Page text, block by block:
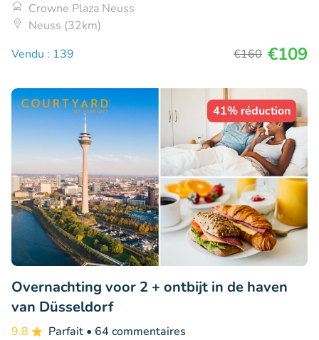
Crowne Plaza Neuss
Neuss (32km)
Vendu : 139
€160 €109
41% réduction
Overnachting voor 2 + ontbijt in de haven
van Düsseldorf
9.8 Parfait • 64 commentaires